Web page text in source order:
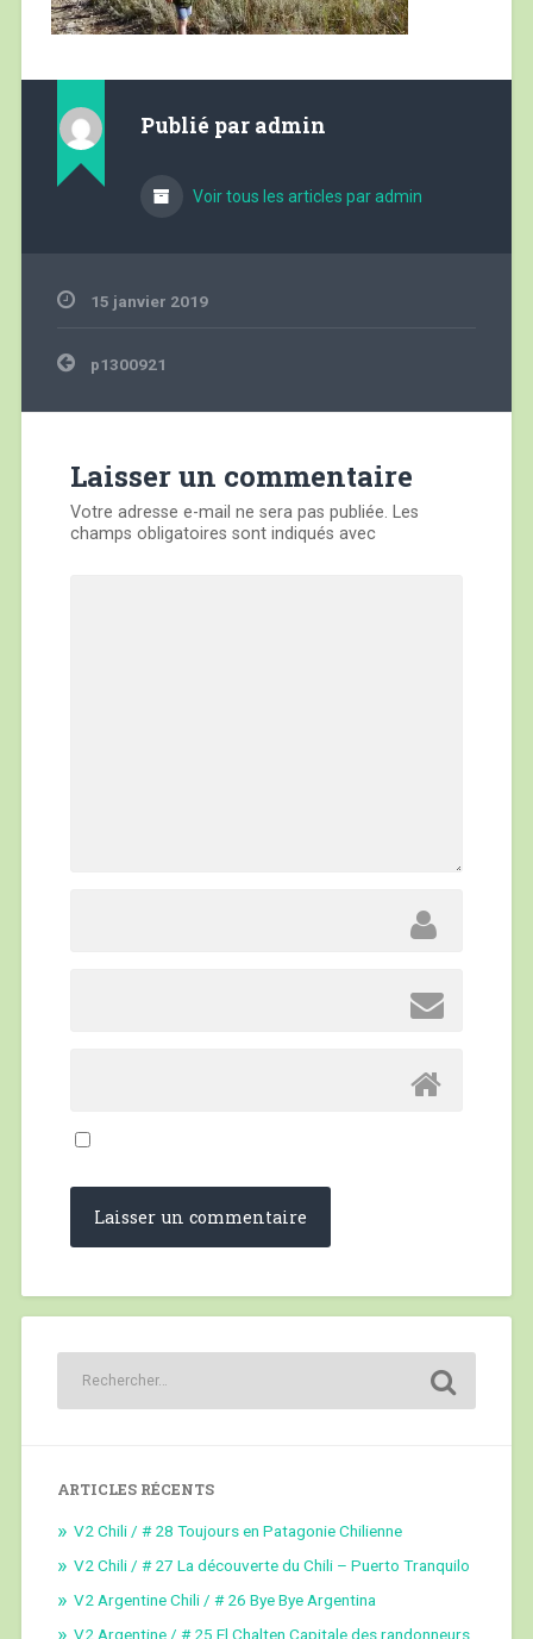
Publié par admin
Voir tous les articles par admin
15 janvier 2019
Navigation
de
p1300921
Laisser un commentaire
Votre adresse e-mail ne sera pas publiée. Les
champs obligatoires sont indiqués avec
ARTICLES RÉCENTS
V2 Chili / # 28 Toujours en Patagonie Chilienne
V2 Chili / # 27 La découverte du Chili – Puerto Tranquilo
V2 Argentine Chili / # 26 Bye Bye Argentina
V2 Argentine / # 25 El Chalten Capitale des randonneurs